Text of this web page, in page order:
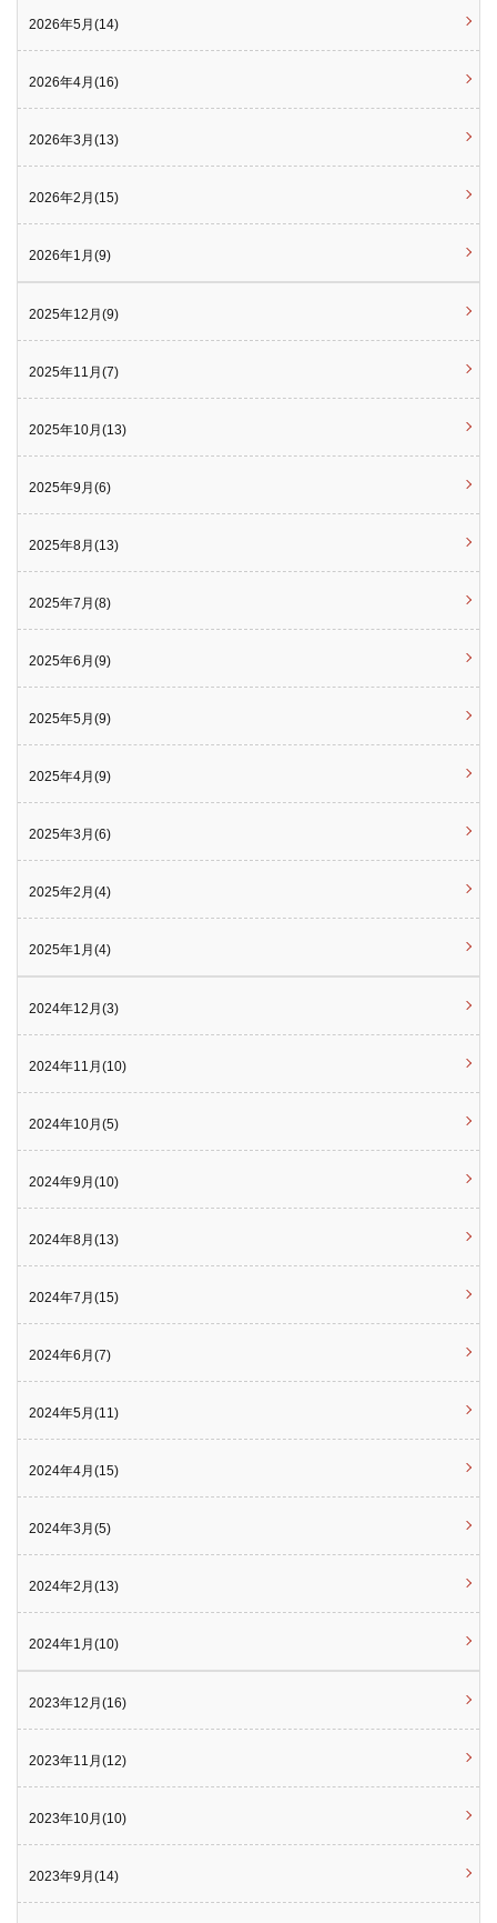
2026年5月(14)
2026年4月(16)
2026年3月(13)
2026年2月(15)
2026年1月(9)
2025年12月(9)
2025年11月(7)
2025年10月(13)
2025年9月(6)
2025年8月(13)
2025年7月(8)
2025年6月(9)
2025年5月(9)
2025年4月(9)
2025年3月(6)
2025年2月(4)
2025年1月(4)
2024年12月(3)
2024年11月(10)
2024年10月(5)
2024年9月(10)
2024年8月(13)
2024年7月(15)
2024年6月(7)
2024年5月(11)
2024年4月(15)
2024年3月(5)
2024年2月(13)
2024年1月(10)
2023年12月(16)
2023年11月(12)
2023年10月(10)
2023年9月(14)